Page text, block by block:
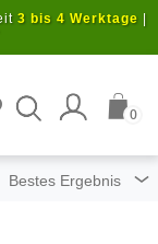
3 bis 4 Werktage
0